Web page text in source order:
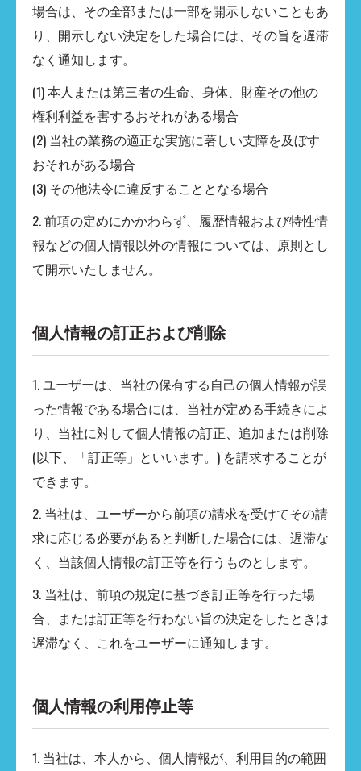
場合は、その全部または一部を開示しないこともあ
り、開示しない決定をした場合には、その旨を遅滞
なく通知します。
(1) 本人または第三者の生命、身体、財産その他の
権利利益を害するおそれがある場合
(2) 当社の業務の適正な実施に著しい支障を及ぼす
おそれがある場合
(3) その他法令に違反することとなる場合
2. 前項の定めにかかわらず、履歴情報および特性情
報などの個人情報以外の情報については、原則とし
て開示いたしません。
個人情報の訂正および削除
1. ユーザーは、当社の保有する自己の個人情報が誤
った情報である場合には、当社が定める手続きによ
り、当社に対して個人情報の訂正、追加または削除
(以下、「訂正等」といいます。) を請求することが
できます。
2. 当社は、ユーザーから前項の請求を受けてその請
求に応じる必要があると判断した場合には、遅滞な
く、当該個人情報の訂正等を行うものとします。
3. 当社は、前項の規定に基づき訂正等を行った場
合、または訂正等を行わない旨の決定をしたときは
遅滞なく、これをユーザーに通知します。
個人情報の利用停止等
1. 当社は、本人から、個人情報が、利用目的の範囲